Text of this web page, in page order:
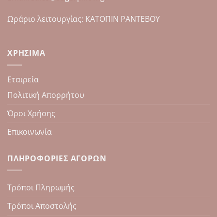
του
Ωράριο λειτουργίας: ΚΑΤΟΠΙΝ ΡΑΝΤΕΒΟΥ
ΧΡΉΣΙΜΑ
Εταιρεία
Πολιτική Απορρήτου
Όροι Χρήσης
Επικοινωνία
ΠΛΗΡΟΦΟΡΊΕΣ ΑΓΟΡΏΝ
Τρόποι Πληρωμής
Τρόποι Αποστολής